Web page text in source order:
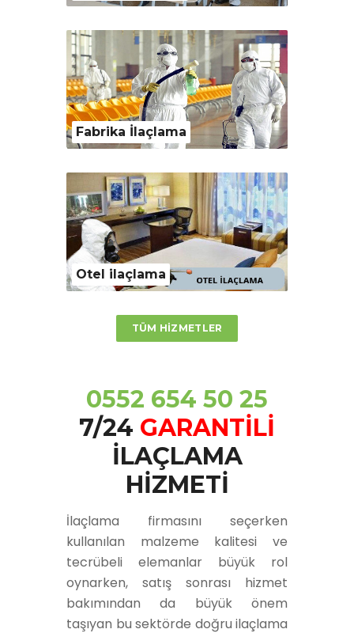
Fabrika İlaçlama
Otel ilaçlama
TÜM HİZMETLER
0552 654 50 25
7/24 GARANTİLİ
İLAÇLAMA
HİZMETİ
İlaçlama firmasını seçerken
kullanılan malzeme kalitesi ve
tecrübeli elemanlar büyük rol
oynarken, satış sonrası hizmet
bakımından da büyük önem
taşıyan bu sektörde doğru ilaçlama